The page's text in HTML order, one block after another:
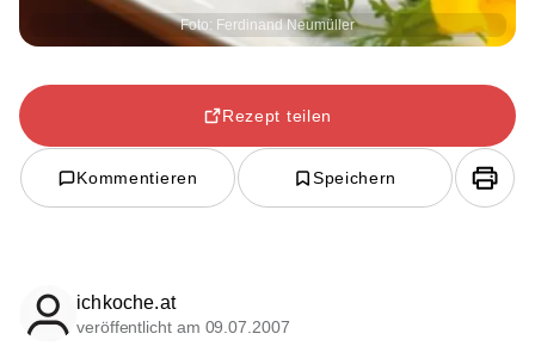
Foto: Ferdinand Neumüller
Rezept teilen
Kommentieren Speichern
ichkoche.at
veröffentlicht am 09.07.2007